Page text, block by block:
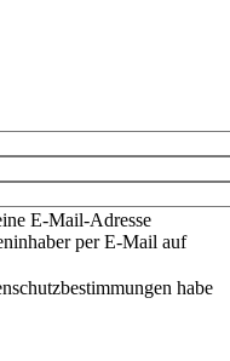
E-Mail-Adresse
per E-Mail auf
habe